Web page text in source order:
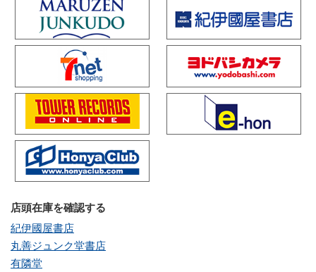
店頭在庫を確認する
紀伊國屋書店
丸善ジュンク堂書店
有隣堂